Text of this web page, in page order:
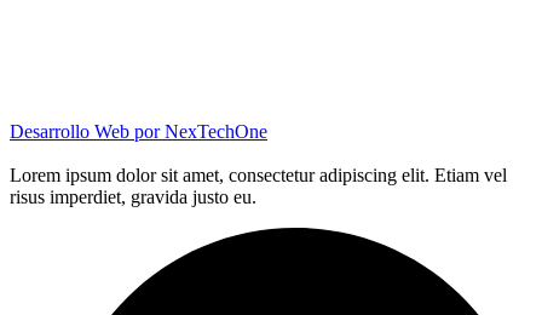
Desarrollo Web porNexTechOne
Lorem ipsum dolor sit amet, consectetur adipiscing elit. Etiam vel
risus imperdiet, gravida justo eu.